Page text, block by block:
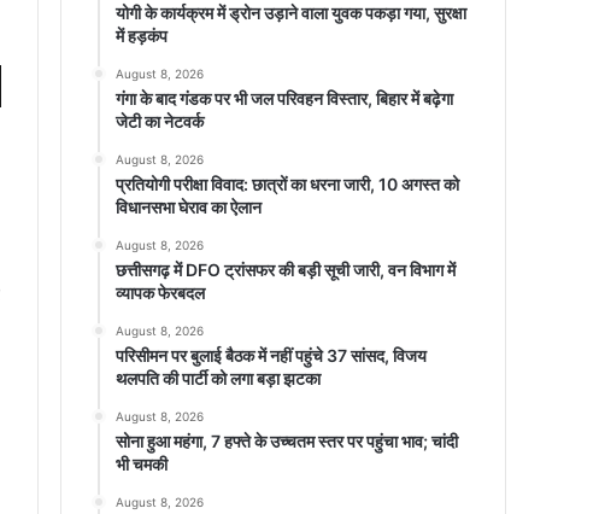
योगी के कार्यक्रम में ड्रोन उड़ाने वाला युवक पकड़ा गया, सुरक्षा
में हड़कंप
August 8, 2026
गंगा के बाद गंडक पर भी जल परिवहन विस्तार, बिहार में बढ़ेगा
जेटी का नेटवर्क
August 8, 2026
प्रतियोगी परीक्षा विवाद: छात्रों का धरना जारी, 10 अगस्त को
विधानसभा घेराव का ऐलान
August 8, 2026
छत्तीसगढ़ में DFO ट्रांसफर की बड़ी सूची जारी, वन विभाग में
व्यापक फेरबदल
August 8, 2026
परिसीमन पर बुलाई बैठक में नहीं पहुंचे 37 सांसद, विजय
थलपति की पार्टी को लगा बड़ा झटका
August 8, 2026
सोना हुआ महंगा, 7 हफ्ते के उच्चतम स्तर पर पहुंचा भाव; चांदी
भी चमकी
August 8, 2026